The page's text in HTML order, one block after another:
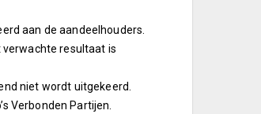
aan de aandeelhouders.
verwachte resultaat is
niet wordt uitgekeerd.
Verbonden Partijen.